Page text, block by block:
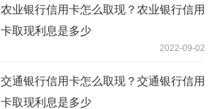
农业银行信用卡怎么取现？农业银行信用
卡取现利息是多少
2022-09-02
交通银行信用卡怎么取现？交通银行信用
卡取现利息是多少